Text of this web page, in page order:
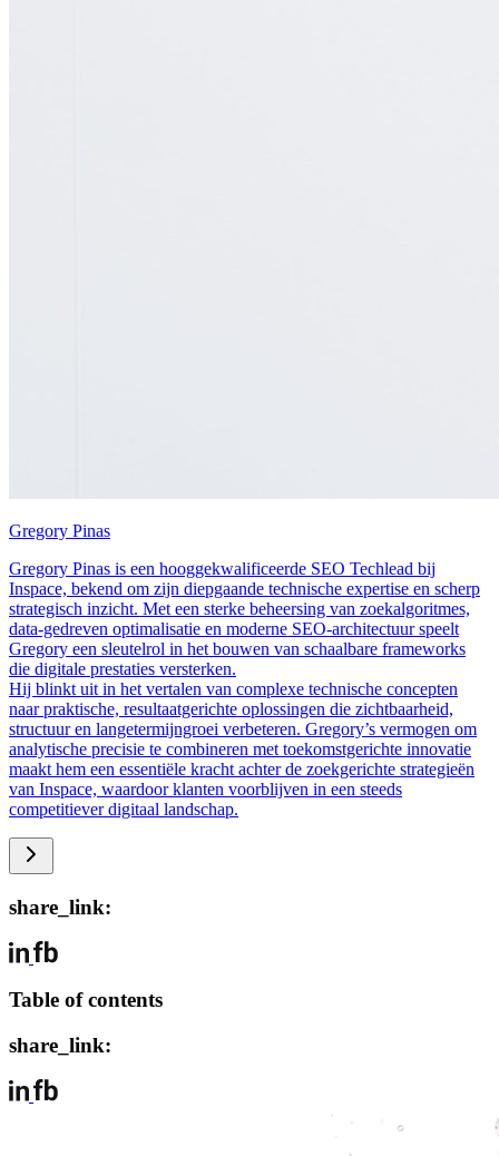
Gregory Pinas
Gregory Pinas is een hooggekwalificeerde SEO Techlead bij
Inspace, bekend om zijn diepgaande technische expertise en scherp
strategisch inzicht. Met een sterke beheersing van zoekalgoritmes,
data-gedreven optimalisatie en moderne SEO-architectuur speelt
Gregory een sleutelrol in het bouwen van schaalbare frameworks
die digitale prestaties versterken.
Hij blinkt uit in het vertalen van complexe technische concepten
naar praktische, resultaatgerichte oplossingen die zichtbaarheid,
structuur en langetermijngroei verbeteren. Gregory’s vermogen om
analytische precisie te combineren met toekomstgerichte innovatie
maakt hem een essentiële kracht achter de zoekgerichte strategieën
van Inspace, waardoor klanten voorblijven in een steeds
competitiever digitaal landschap.
share_link:
Table of contents
share_link: